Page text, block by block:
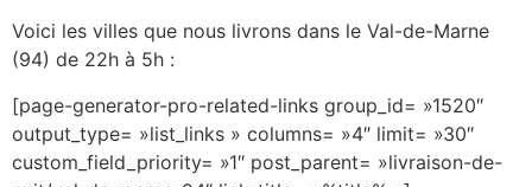
Voici les villes que nous livrons dans le Val-de-Marne
(94) de 22h à 5h :
[page-generator-pro-related-links group_id= »1520″
output_type= »list_links » columns= »4″ limit= »30″
custom_field_priority= »1″ post_parent= »livraison-de-